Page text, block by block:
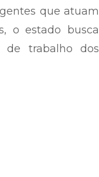
que atuam
o estado busca
de trabalho dos